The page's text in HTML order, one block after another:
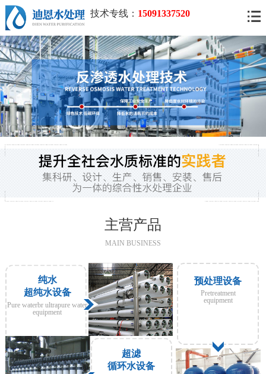
技术专线： 15091337520
主营产品
MAIN BUSINESS
纯水
超纯水设备
Pure waterbr ultrapure water
equipment
超滤
循环水设备
预处理设备
Pretreatment
equipment